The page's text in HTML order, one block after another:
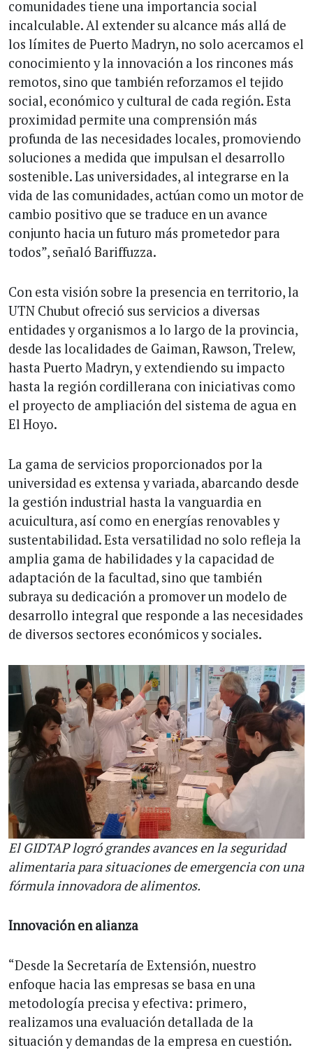
comunidades tiene una importancia social
incalculable. Al extender su alcance más allá de
los límites de Puerto Madryn, no solo acercamos el
conocimiento y la innovación a los rincones más
remotos, sino que también reforzamos el tejido
social, económico y cultural de cada región. Esta
proximidad permite una comprensión más
profunda de las necesidades locales, promoviendo
soluciones a medida que impulsan el desarrollo
sostenible. Las universidades, al integrarse en la
vida de las comunidades, actúan como un motor de
cambio positivo que se traduce en un avance
conjunto hacia un futuro más prometedor para
todos”, señaló Bariffuzza.
Con esta visión sobre la presencia en territorio, la
UTN Chubut ofreció sus servicios a diversas
entidades y organismos a lo largo de la provincia,
desde las localidades de Gaiman, Rawson, Trelew,
hasta Puerto Madryn, y extendiendo su impacto
hasta la región cordillerana con iniciativas como
el proyecto de ampliación del sistema de agua en
El Hoyo.
La gama de servicios proporcionados por la
universidad es extensa y variada, abarcando desde
la gestión industrial hasta la vanguardia en
acuicultura, así como en energías renovables y
sustentabilidad. Esta versatilidad no solo refleja la
amplia gama de habilidades y la capacidad de
adaptación de la facultad, sino que también
subraya su dedicación a promover un modelo de
desarrollo integral que responde a las necesidades
de diversos sectores económicos y sociales.
El GIDTAP logró grandes avances en la seguridad
alimentaria para situaciones de emergencia con una
fórmula innovadora de alimentos.
Innovación en alianza
“Desde la Secretaría de Extensión, nuestro
enfoque hacia las empresas se basa en una
metodología precisa y efectiva: primero,
realizamos una evaluación detallada de la
situación y demandas de la empresa en cuestión.